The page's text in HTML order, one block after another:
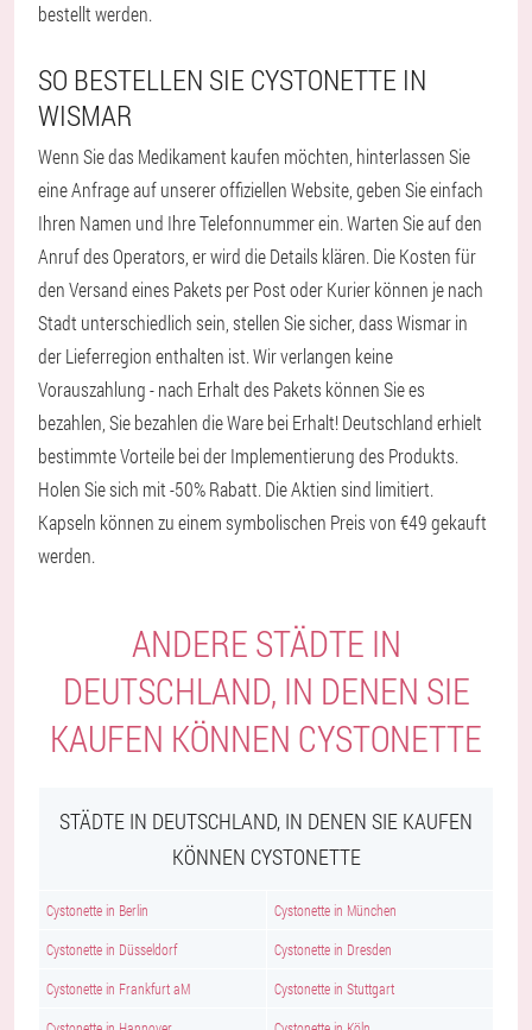
bestellt werden.
SO BESTELLEN SIE CYSTONETTE IN
WISMAR
Wenn Sie das Medikament kaufen möchten, hinterlassen Sie
eine Anfrage auf unserer offiziellen Website, geben Sie einfach
Ihren Namen und Ihre Telefonnummer ein. Warten Sie auf den
Anruf des Operators, er wird die Details klären. Die Kosten für
den Versand eines Pakets per Post oder Kurier können je nach
Stadt unterschiedlich sein, stellen Sie sicher, dass Wismar in
der Lieferregion enthalten ist. Wir verlangen keine
Vorauszahlung - nach Erhalt des Pakets können Sie es
bezahlen, Sie bezahlen die Ware bei Erhalt! Deutschland erhielt
bestimmte Vorteile bei der Implementierung des Produkts.
Holen Sie sich mit -50% Rabatt. Die Aktien sind limitiert.
Kapseln können zu einem symbolischen Preis von €49 gekauft
werden.
ANDERE STÄDTE IN
DEUTSCHLAND, IN DENEN SIE
KAUFEN KÖNNEN CYSTONETTE
STÄDTE IN DEUTSCHLAND, IN DENEN SIE KAUFEN
KÖNNEN CYSTONETTE
Cystonette in Berlin Cystonette in München
Cystonette in Düsseldorf Cystonette in Dresden
Cystonette in Frankfurt aM Cystonette in Stuttgart